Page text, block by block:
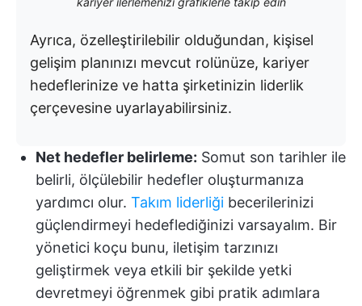
Ayrıca, özelleştirilebilir olduğundan, kişisel
gelişim planınızı mevcut rolünüze, kariyer
hedeflerinize ve hatta şirketinizin liderlik
çerçevesine uyarlayabilirsiniz.
Net hedefler belirleme: Somut son tarihler ile
belirli, ölçülebilir hedefler oluşturmanıza
yardımcı olur. Takım liderliği becerilerinizi
güçlendirmeyi hedeflediğinizi varsayalım. Bir
yönetici koçu bunu, iletişim tarzınızı
geliştirmek veya etkili bir şekilde yetki
devretmeyi öğrenmek gibi pratik adımlara